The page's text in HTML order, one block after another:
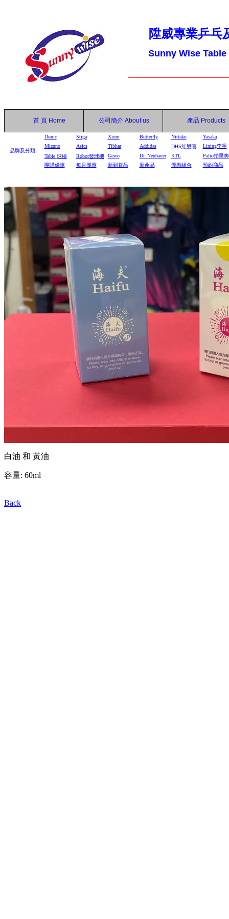
陞威專業乒乓
Sunny Wise
首 頁 Home 公司簡介 About us 產品 Products
品牌及分類:
Donic Stiga Xiom Butterfly Nittaku
Yasaka
Mizuno
Asics Tibhar Addidas DHS紅雙喜
Lining李寧
Table 球檯 Robot發球機 Gewo Dr. Neubauer KTL
Palio拍里奧
團購優惠
每月優惠 新到貨品 新產品 優惠組合 預約商品
白油 和 黃油
容量: 60ml
Back